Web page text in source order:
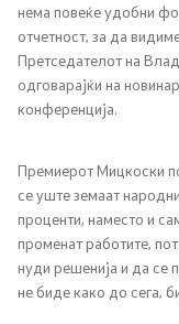
Национални
Генерален
Односи со јавност
Канцеларија на
Медија центар
нема повеќе удобни
отчетност, за да
Претседателот на
одговарајќи на
конференција.
Премиерот Мицкоски
се уште земаат
проценти, наместо и
променат работите,
нуди решенија и да се
не биде како до сега,